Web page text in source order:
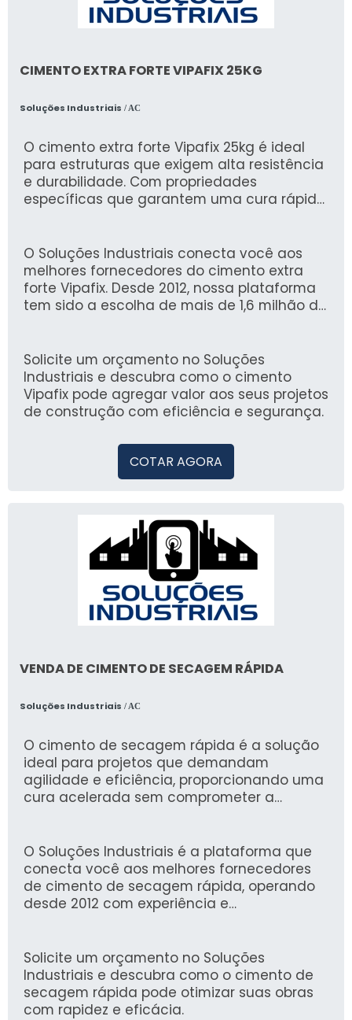
CIMENTO EXTRA FORTE VIPAFIX 25KG
Soluções Industriais / AC
O cimento extra forte Vipafix 25kg é ideal
para estruturas que exigem alta resistência
e durabilidade. Com propriedades
específicas que garantem uma cura rápida
atendendo as necessidades mais rigorosas
do mercado.
O Soluções Industriais conecta você aos
melhores fornecedores do cimento extra
forte Vipafix. Desde 2012, nossa plataforma
tem sido a escolha de mais de 1,6 milhão de
produtos industriais de qualidade.
Solicite um orçamento no Soluções
Industriais e descubra como o cimento
Vipafix pode agregar valor aos seus projetos
de construção com eficiência e segurança.
COTAR AGORA
VENDA DE CIMENTO DE SECAGEM RÁPIDA
Soluções Industriais / AC
O cimento de secagem rápida é a solução
ideal para projetos que demandam
agilidade e eficiência, proporcionando uma
cura acelerada sem comprometer a
ser concluídas rapidamente, garantindo
menor tempo de espera e maior
produtividade.
O Soluções Industriais é a plataforma que
conecta você aos melhores fornecedores
de cimento de secagem rápida, operando
desde 2012 com experiência e
serviços, garantimos uma busca segura e
eficiente por soluções industriais de
qualidade.
Solicite um orçamento no Soluções
Industriais e descubra como o cimento de
secagem rápida pode otimizar suas obras
com rapidez e eficácia.